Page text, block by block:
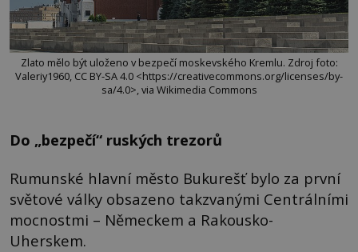
Zlato mělo být uloženo v bezpečí moskevského Kremlu. Zdroj foto:
Valeriy1960, CC BY-SA 4.0 <https://creativecommons.org/licenses/by-
sa/4.0>, via Wikimedia Commons
Do „bezpečí“ ruských trezorů
Rumunské hlavní město Bukurešť bylo za první
světové války obsazeno takzvanými Centrálními
mocnostmi – Německem a Rakousko-
Uherskem.